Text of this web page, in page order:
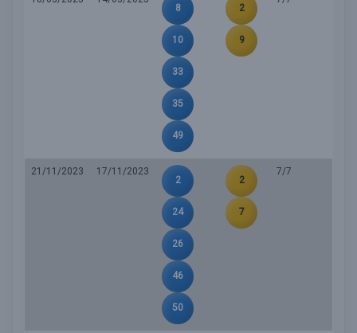
8
10
33
35
49
2
9
21/11/2023
17/11/2023
2
24
26
46
50
2
7
7/7